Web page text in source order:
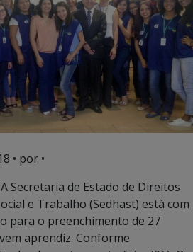
• por •
A Secretaria de Estado de Direitos
e Trabalho (Sedhast) está com
para o preenchimento de 27
aprendiz. Conforme